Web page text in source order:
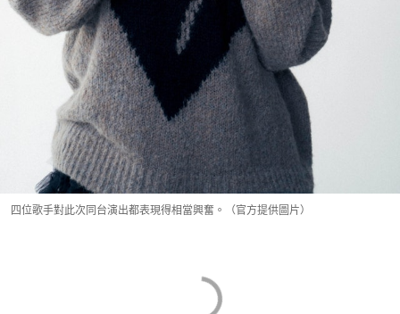
四位歌手對此次同台演出都表現得相當興奮。（官方提供圖片）